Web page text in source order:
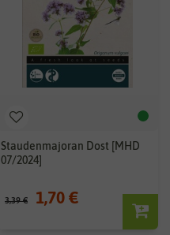
Staudenmajoran Dost [MHD
07/2024]
3,39 € 1,70 €